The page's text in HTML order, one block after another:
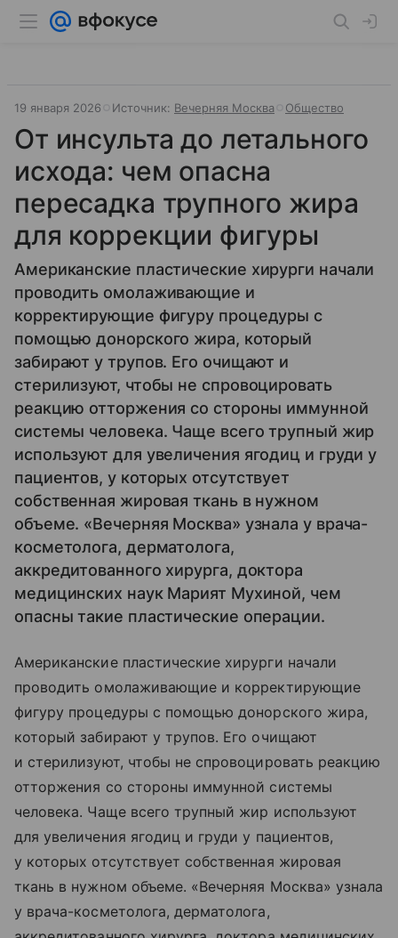
19 января 2026 Источник: Вечерняя Москва Общество
От инсульта до летального
исхода: чем опасна
пересадка трупного жира
для коррекции фигуры
Американские пластические хирурги начали
проводить омолаживающие и
корректирующие фигуру процедуры с
помощью донорского жира, который
забирают у трупов. Его очищают и
стерилизуют, чтобы не спровоцировать
реакцию отторжения со стороны иммунной
системы человека. Чаще всего трупный жир
используют для увеличения ягодиц и груди у
пациентов, у которых отсутствует
собственная жировая ткань в нужном
объеме. «Вечерняя Москва» узнала у врача-
косметолога, дерматолога,
аккредитованного хирурга, доктора
медицинских наук Марият Мухиной, чем
опасны такие пластические операции.
Американские пластические хирурги начали
проводить омолаживающие и корректирующие
фигуру процедуры с помощью донорского жира,
который забирают у трупов. Его очищают
и стерилизуют, чтобы не спровоцировать реакцию
отторжения со стороны иммунной системы
человека. Чаще всего трупный жир используют
для увеличения ягодиц и груди у пациентов,
у которых отсутствует собственная жировая
ткань в нужном объеме. «Вечерняя Москва» узнала
у врача-косметолога, дерматолога,